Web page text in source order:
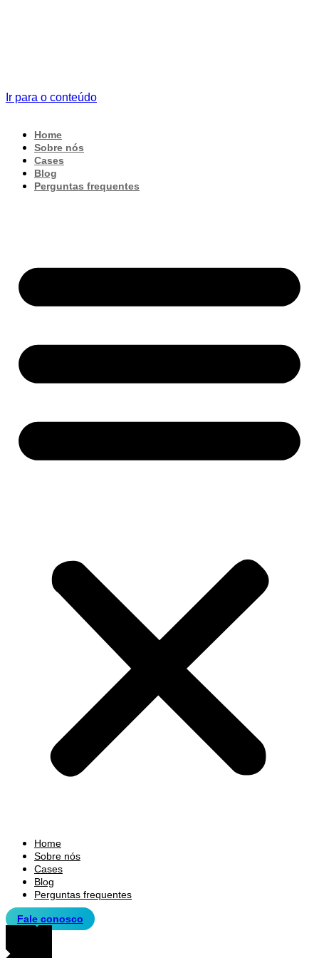
Ir para o conteúdo
Home
Sobre nós
Cases
Blog
Perguntas frequentes
Home
Sobre nós
Cases
Blog
Perguntas frequentes
Fale conosco